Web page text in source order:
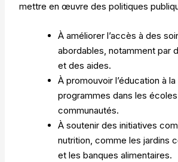
mettre en œuvre des politiques
À améliorer l’accès à des
abordables, notamment par
et des aides.
À promouvoir l’éducation à
programmes dans les
communautés.
À soutenir des initiatives
nutrition, comme les jardins
et les banques alimentaires.